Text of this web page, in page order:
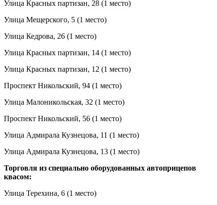
Улица Красных партизан, 28 (1 место)
Улица Мещерского, 5 (1 место)
Улица Кедрова, 26 (1 место)
Улица Красных партизан, 14 (1 место)
Улица Красных партизан, 12 (1 место)
Проспект Никольский, 94 (1 место)
Улица Малоникольская, 32 (1 место)
Проспект Никольский, 56 (1 место)
Улица Адмирала Кузнецова, 11 (1 место)
Улица Адмирала Кузнецова, 13 (1 место)
Торговля из специально оборудованных автоприцепов
квасом:
Улица Терехина, 6 (1 место)